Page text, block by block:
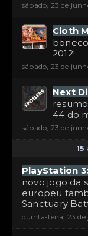
sábado, 23 de
Cloth
2012!
sábado, 23 de
Next
44 do
sábado, 23 de
15
PlayStation
novo jogo da
europeu
Sanctuary
quinta-feira, 23 de